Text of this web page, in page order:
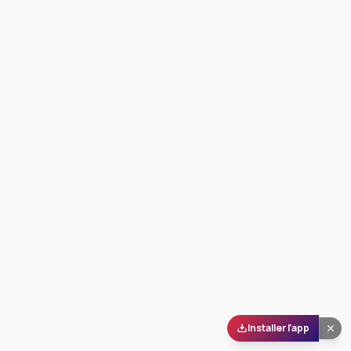
Installer l'app